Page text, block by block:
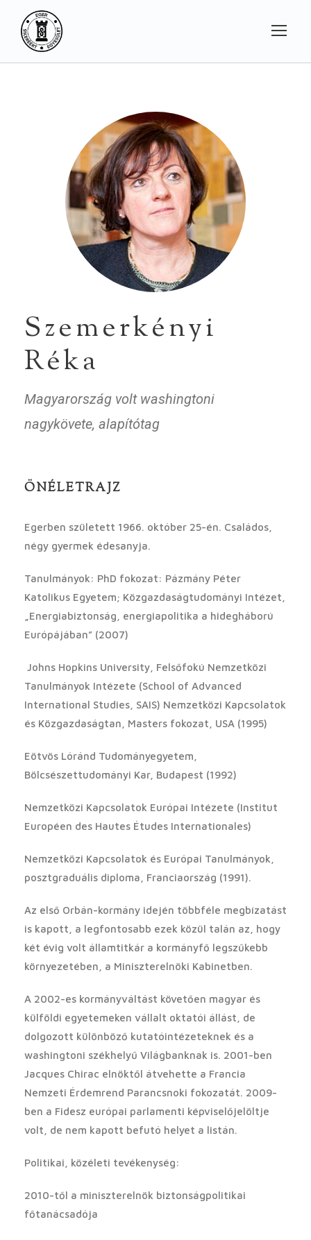
Szemerkényi
Réka
Magyarország volt washingtoni
nagykövete, alapítótag
ÖNÉLETRAJZ
Egerben született 1966. október 25-én. Családos,
négy gyermek édesanyja.
Tanulmányok: PhD fokozat: Pázmány Péter
Katolikus Egyetem; Közgazdaságtudományi Intézet,
„Energiabiztonság, energiapolitika a hidegháború
Európájában” (2007)
Johns Hopkins University, Felsőfokú Nemzetközi
Tanulmányok Intézete (School of Advanced
International Studies, SAIS) Nemzetközi Kapcsolatok
és Közgazdaságtan, Masters fokozat, USA (1995)
Eötvös Lóránd Tudományegyetem,
Bölcsészettudományi Kar, Budapest (1992)
Nemzetközi Kapcsolatok Európai Intézete (Institut
Européen des Hautes Études Internationales)
Nemzetközi Kapcsolatok és Európai Tanulmányok,
posztgraduális diploma, Franciaország (1991).
Az első Orbán-kormány idején többféle megbízatást
is kapott, a legfontosabb ezek közül talán az, hogy
két évig volt államtitkár a kormányfő legszűkebb
környezetében, a Miniszterelnöki Kabinetben.
A 2002-es kormányváltást követően magyar és
külföldi egyetemeken vállalt oktatói állást, de
dolgozott különböző kutatóintézeteknek és a
washingtoni székhelyű Világbanknak is. 2001-ben
Jacques Chirac elnöktől átvehette a Francia
Nemzeti Érdemrend Parancsnoki fokozatát. 2009-
ben a Fidesz európai parlamenti képviselőjelöltje
volt, de nem kapott befutó helyet a listán.
Politikai, közéleti tevékenység:
2010-től a miniszterelnök biztonságpolitikai
főtanácsadója